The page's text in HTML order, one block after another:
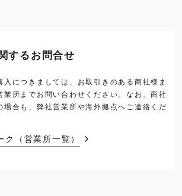
するお問合せ
入につきましては、お取引きのある商社様ま
業所までお問い合わせください。なお、商社
場合も、弊社営業所や海外拠点へご連絡くだ
（営業所一覧）